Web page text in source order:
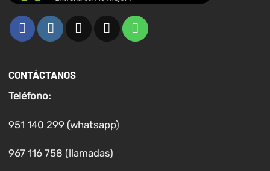
CONTÁCTANOS
Teléfono:
951 140 299 (whatsapp)
967 116 758 (llamadas)